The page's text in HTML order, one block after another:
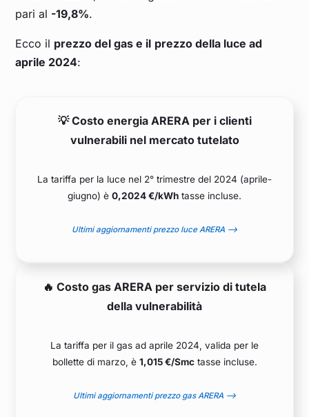
pari al -19,8%.
Ecco il prezzo del gas e il prezzo della luce ad
aprile 2024:
💡 Costo energia ARERA per i clienti
vulnerabili nel mercato tutelato
La tariffa per la luce nel 2° trimestre del 2024 (aprile-
giugno) è 0,2024 €/kWh tasse incluse.
Ultimi aggiornamenti prezzo luce ARERA –>
🔥 Costo gas ARERA per servizio di tutela
della vulnerabilità
La tariffa per il gas ad aprile 2024, valida per le
bollette di marzo, è 1,015 €/Smctasse incluse.
Ultimi aggiornamenti prezzo gas ARERA –>